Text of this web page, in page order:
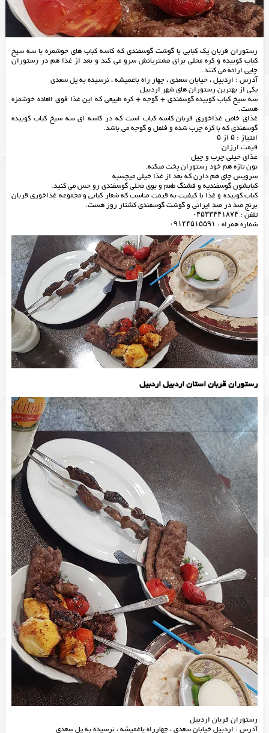
رستوران قربان یک کبابی با گوشت گوسفندی که کاسه کباب های خوشمزه با سه سیخ
کباب کوبیده و کره محلی برای مشتریانش سرو می کند و بعد از غذا هم در رستوران
چایی ارائه می کنند.
آدرس : اردبیل ، خیابان سعدی ، چهار راه باغمیشه ، نرسیده به پل سعدی
یکی از بهترین رستوران های شهر اردبیل
سه سیخ کباب کوبیده گوسفندی + گوجه + کره طبیعی که این غذا فوق العاده خوشمزه
هست.
غذای خاص غذاخوری قربان کاسه کباب است که در کاسه ای سه سیخ کباب کوبیده
گوسفندی که با کره چرب شده و فلفل و گوجه می باشد.
امتیاز : ۵ از ۵
قیمت ارزان
غذای خیلی چرب و چیل
نون تازه هم خود رستوران پخت میکنه.
سرویس چای هم دارن که بعد از غذا خیلی میچسبه
کبابشون گوسفندیه و قشنگ طعم و بوی محلی گوسفندی رو حس می کنید.
کباب کوبیده و غذا با کیفیت به قیمت مناسب که شعار کبابی و مجموعه غذاخوری قربان
برنج صد در صد ایرانی و گوشت گوسفندی کشتار روز هست.
تلفن : ۰۴۵۳۳۴۴۱۸۷۴
شماره همراه : ۰۹۱۴۴۵۱۵۵۹۱
رستوران قربان استان اردبیل اردبیل
رستوران قربان اردبیل
آدرس : اردبیل خیابان سعدی ، چهارراه باغمیشه ، نرسیده به پل سعدی